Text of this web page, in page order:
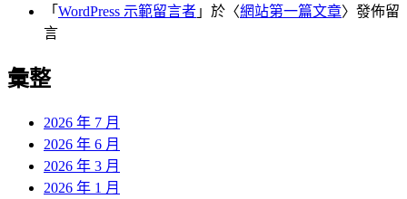
「 WordPress 示範留言者 」於〈網站第一篇文章〉發佈留
言
彙整
2026 年 7 月
2026 年 6 月
2026 年 3 月
2026 年 1 月